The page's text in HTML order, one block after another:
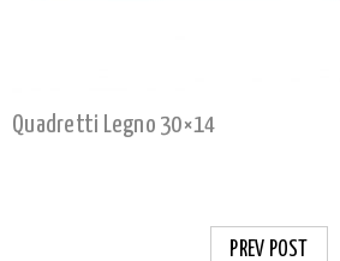
Quadretti Legno 30×14
PREV POST